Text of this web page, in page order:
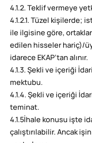
4.1.2. Teklif vermeye
4.1.2.1. Tüzel kişilerde;
ile ilgisine göre, ortaklar
edilen hisseler hariç)/
idarece EKAP’tan alınır.
4.1.3. Şekli ve içeriği
mektubu.
4.1.4. Şekli ve içeriği
teminat.
4.1.5İhale konusu işte
çalıştırılabilir. Ancak